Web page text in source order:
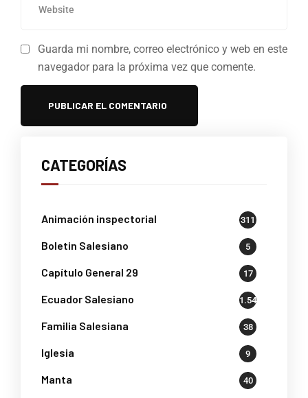
Guarda mi nombre, correo electrónico y web en este
navegador para la próxima vez que comente.
CATEGORÍAS
Animación inspectorial 311
Boletin Salesiano 5
Capítulo General 29 17
Ecuador Salesiano 1.541
Familia Salesiana 38
Iglesia 9
Manta 40